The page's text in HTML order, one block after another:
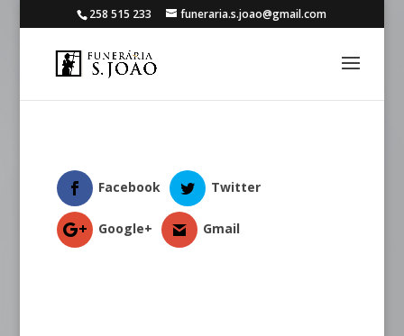
258 515 233 funeraria.s.joao@gmail.com
Facebook Twitter
Google+ Gmail